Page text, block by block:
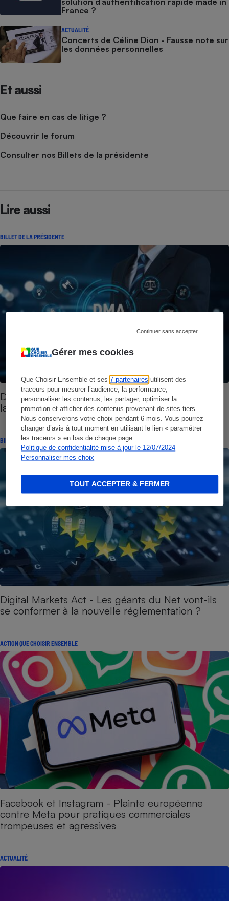
Gérer mes cookies
Que Choisir Ensemble et ses7 partenaires utilisent des
traceurs pour mesurer l’audience, la performance,
personnaliser les contenus, les partager, optimiser la
promotion et afficher des contenus provenant de sites tiers.
Nous conserverons votre choix pendant 6 mois. Vous pourrez
changer d’avis à tout moment en utilisant le lien « paramétrer
les traceurs » en bas de chaque page.
Politique de confidentialité mise à jour le 12/07/2024
Personnaliser mes choix
Continuer sans accepter
TOUT ACCEPTER & FERMER
France ?
ACTUALITÉ
Concerts de Céline Dion - Fausse note sur
les données personnelles
Et aussi
Que faire en cas de litige ?
Découvrir le forum
Consulter nos Billets de la présidente
Lire aussi
BILLET DE LA PRÉSIDENTE
Digital Markets Act - Face à un bilan initial mitigé,
la nécessaire fermeté des autorités
BILLET DE LA PRÉSIDENTE
Digital Markets Act - Les géants du Net vont-ils
se conformer à la nouvelle réglementation ?
ACTION QUE CHOISIR ENSEMBLE
Facebook et Instagram - Plainte européenne
contre Meta pour pratiques commerciales
trompeuses et agressives
ACTUALITÉ